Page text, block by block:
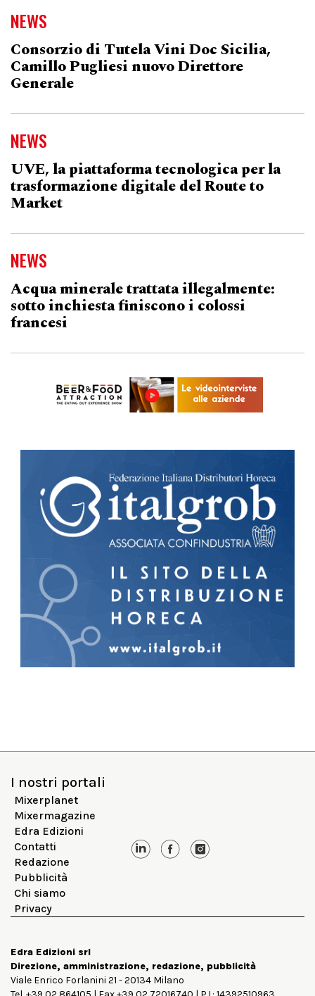
NEWS
Consorzio di Tutela Vini Doc Sicilia,
Camillo Pugliesi nuovo Direttore
Generale
NEWS
UVE, la piattaforma tecnologica per la
trasformazione digitale del Route to
Market
NEWS
Acqua minerale trattata illegalmente:
sotto inchiesta finiscono i colossi
francesi
I nostri portali
Mixerplanet
Mixermagazine
Edra Edizioni
Contatti
Redazione
Pubblicità
Chi siamo
Privacy
Edra Edizioni srl
Direzione, amministrazione, redazione, pubblicità
Viale Enrico Forlanini 21 - 20134 Milano